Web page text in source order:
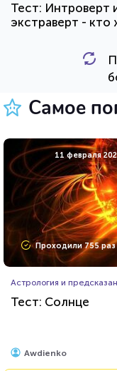
Тест: Интроверт
экстраверт - кто
11 мая 2020
Проходили 9897
Тест на знание
фильма «Иван
Самое
11 февраля
Проходили 755 раз
Астрология и
Тест: Солнце
Awdienko